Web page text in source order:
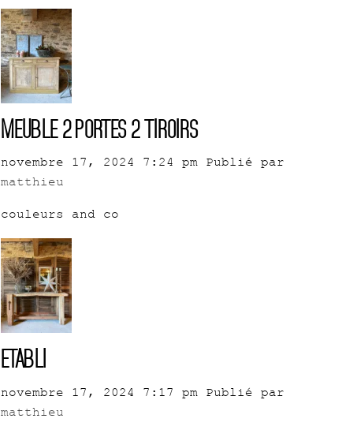
Meuble 2 portes 2 tiroirs
novembre 17, 2024 7:24 pm Publié par
matthieu
couleurs and co
Etabli
novembre 17, 2024 7:17 pm Publié par
matthieu